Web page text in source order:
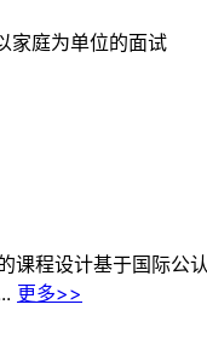
家庭为单位的面试
课程设计基于国际
更多>>